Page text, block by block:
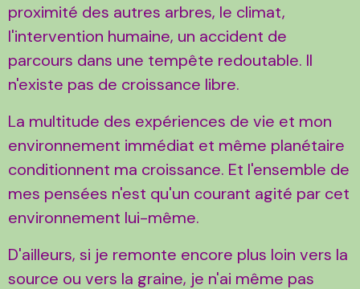
proximité des autres arbres, le climat,
l'intervention humaine, un accident de
parcours dans une tempête redoutable. Il
n'existe pas de croissance libre.
La multitude des expériences de vie et mon
environnement immédiat et même planétaire
conditionnent ma croissance. Et l'ensemble de
mes pensées n'est qu'un courant agité par cet
environnement lui-même.
D'ailleurs, si je remonte encore plus loin vers la
source ou vers la graine, je n'ai même pas